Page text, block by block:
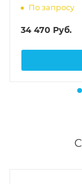
По запросу
34 470 Руб.